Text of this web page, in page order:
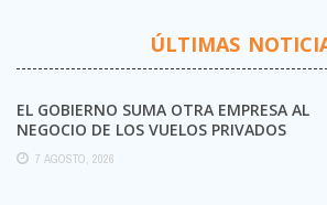
ÚLTIMAS
EL GOBIERNO SUMA OTRA EMPRESA AL
NEGOCIO DE LOS VUELOS PRIVADOS
7 AGOSTO, 2026